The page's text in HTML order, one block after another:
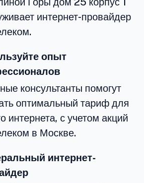
интернет-провайдер
опыт
консультанты помогут
оптимальный тариф для
интернета, с учетом акций
в Москве.
интернет-